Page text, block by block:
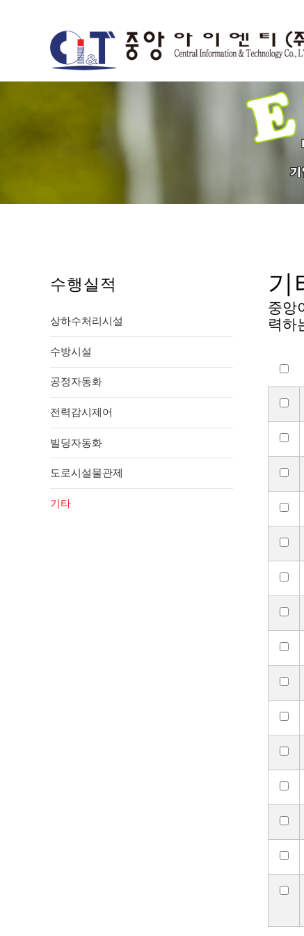
수행실적
상하수처리시설
수방시설
공정자동화
전력감시제어
빌딩자동화
도로시설물관제
기타
기
중앙
력하